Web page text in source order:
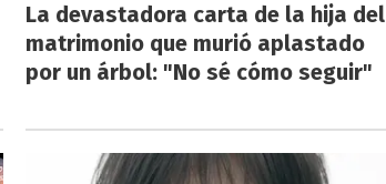
La devastadora carta de la hija del
matrimonio que murió aplastado
por un árbol: "No sé cómo seguir"